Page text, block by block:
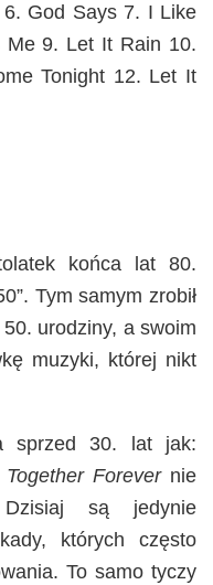
God Says 7. I Like
Me 9. Let It Rain 10.
Tonight 12. Let It
końca lat 80.
Tym samym zrobił
urodziny, a swoim
muzyki, której nikt
sprzed 30. lat jak:
Together Forever nie
są jedynie
których często
To samo tyczy